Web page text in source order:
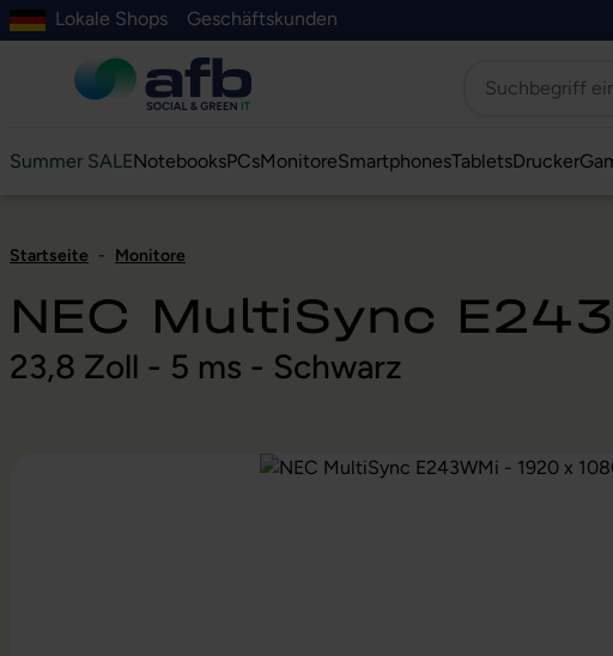
springen
Suche springen
Zur Hauptnavigation springen
Zur Navigation der B2B-Plattform springen
Lokale Shops Geschäftskunden
Summer SALENotebooksPCsMonitoreSmartphonesTabletsDrucker
Startseite - Monitore
NEC MultiSync
23,8 Zoll - 5 ms - Schwarz